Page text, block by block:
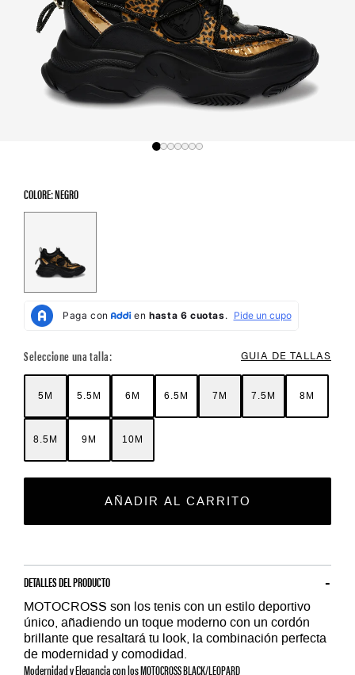
COLORE: NEGRO
Seleccione una talla: GUIA DE TALLAS
5M 5.5M 6M 6.5M 7M 7.5M 8M
8.5M 9M 10M
AÑADIR AL CARRITO
DETALLES DEL PRODUCTO
MOTOCROSS son los tenis con un estilo deportivo
único, añadiendo un toque moderno con un cordón
brillante que resaltará tu look, la combinación perfecta
de modernidad y comodidad.
Modernidad y Elegancia con los MOTOCROSS BLACK/LEOPARD